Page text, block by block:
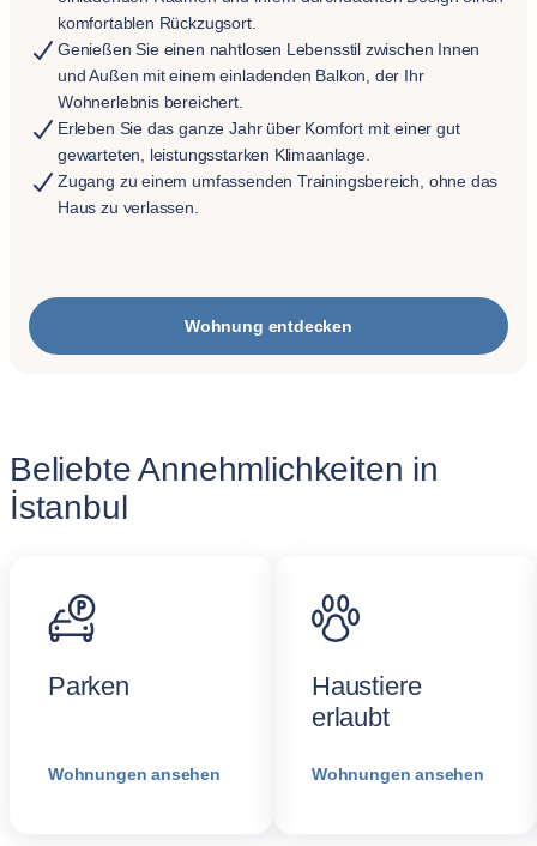
komfortablen Rückzugsort.
Genießen Sie einen nahtlosen Lebensstil zwischen Innen
und Außen mit einem einladenden Balkon, der Ihr
Wohnerlebnis bereichert.
Erleben Sie das ganze Jahr über Komfort mit einer gut
gewarteten, leistungsstarken Klimaanlage.
Zugang zu einem umfassenden Trainingsbereich, ohne das
Haus zu verlassen.
Wohnung entdecken
Beliebte Annehmlichkeiten in
İstanbul
Parken
Wohnungen ansehen
Haustiere
erlaubt
Wohnungen ansehen